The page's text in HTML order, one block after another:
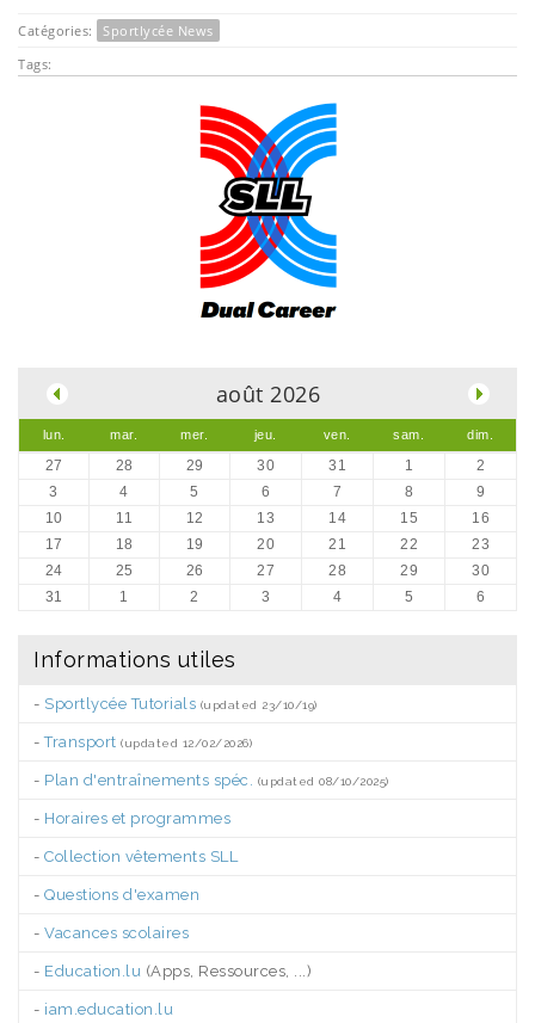
Catégories:
Sportlycée News
Tags:
août 2026
lun. mar. mer. jeu. ven. sam. dim.
27 28 29 30 31 1
2
3
4 5 6 7 8
9
10
11 12 13 14 15
16
17
18 19 20 21 22
23
24
25 26 27 28 29
30
31
1 2 3 4 5 6
Informations utiles
- Sportlycée Tutorials (updated 23/10/19)
-Transport (updated 12/02/2026)
- Plan d'entraînements spéc. (updated 08/10/2025)
- Horaires et programmes
- Collection vêtements SLL
- Questions d'examen
- Vacances scolaires
- Education.lu (Apps, Ressources, ...)
- iam.education.lu